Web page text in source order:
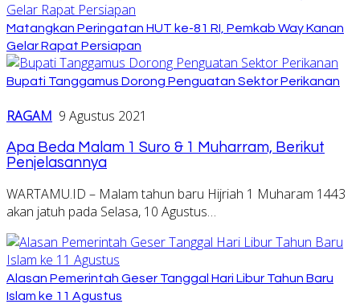
Matangkan Peringatan HUT ke-81 RI, Pemkab Way Kanan
Gelar Rapat Persiapan
Bupati Tanggamus Dorong Penguatan Sektor Perikanan
RAGAM 9 Agustus 2021
Apa Beda Malam 1 Suro & 1 Muharram, Berikut
Penjelasannya
WARTAMU.ID – Malam tahun baru Hijriah 1 Muharam 1443
akan jatuh pada Selasa, 10 Agustus…
Alasan Pemerintah Geser Tanggal Hari Libur Tahun Baru
Islam ke 11 Agustus